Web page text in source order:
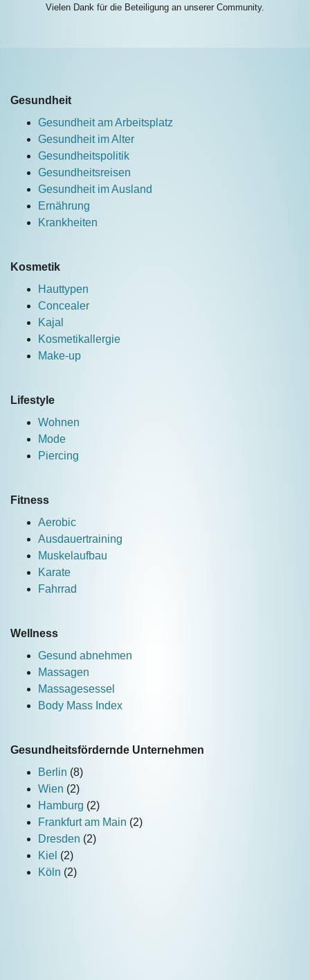
Vielen Dank für die Beteiligung an unserer Community.
Gesundheit
Gesundheit am Arbeitsplatz
Gesundheit im Alter
Gesundheitspolitik
Gesundheitsreisen
Gesundheit im Ausland
Ernährung
Krankheiten
Kosmetik
Hauttypen
Concealer
Kajal
Kosmetikallergie
Make-up
Lifestyle
Wohnen
Mode
Piercing
Fitness
Aerobic
Ausdauertraining
Muskelaufbau
Karate
Fahrrad
Wellness
Gesund abnehmen
Massagen
Massagesessel
Body Mass Index
Gesundheitsfördernde Unternehmen
Berlin (8)
Wien (2)
Hamburg (2)
Frankfurt am Main (2)
Dresden (2)
Kiel (2)
Köln (2)